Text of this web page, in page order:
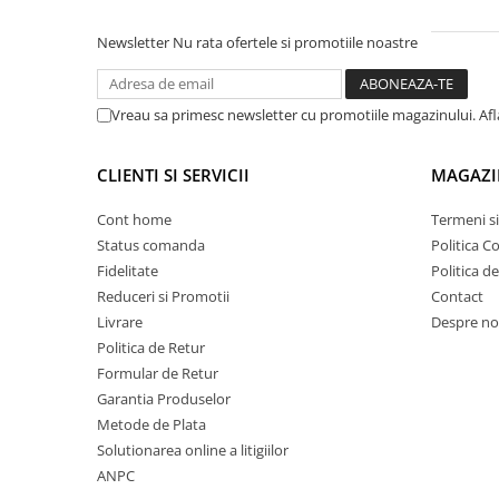
Proiectoare Full LED
Proiectoare Halogen plus LED
Dispozitive Avertizare
fluorescente
Avertizare sonora
Claxoane Auto si Semnale Electrice
de Avertizare
Goarne si trompete cu aer
Benzi si placi reflectorizante
Girofaruri auto si camion
Goarne / Trompete Pneumatice
Kituri Instalare Goarne
Newsletter Nu rata ofertele si promotiile noastre
Vreau sa primesc newsletter cu promotiile magazinului.
CLIENTI SI SERVICII
Cont home
Status comanda
Fidelitate
Reduceri si Promotii
Livrare
Politica de Retur
Formular de Retur
Garantia Produselor
Metode de Plata
Solutionarea online a litigiilor
ANPC
Termeni
Politica
Politica
Contact
Despre